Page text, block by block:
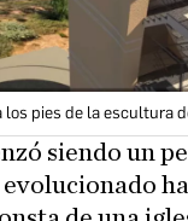
pies de la escultura
siendo un